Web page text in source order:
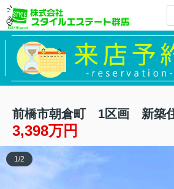
前橋市朝倉町 1区画 新築
3,398万円
1 /2